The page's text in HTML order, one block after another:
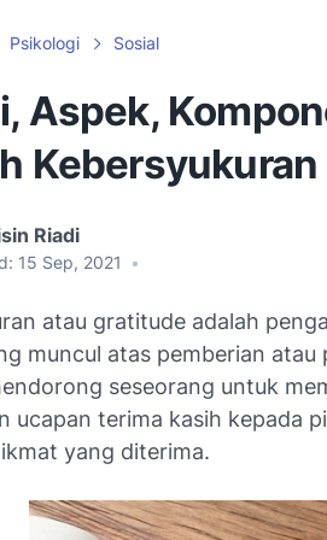
Psikologi Sosial
Aspek,
Kebersyukuran
Riadi
15 Sep, 2021 •
atau gratitude adalah
muncul atas pemberian atau
seseorang untuk
ucapan terima kasih kepada
yang diterima.